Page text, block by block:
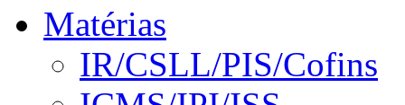
Matérias
IR/CSLL/PIS/Cofins